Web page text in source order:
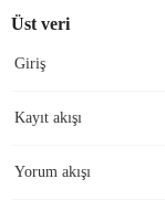
Üst veri
Giriş
Kayıt akışı
Yorum akışı